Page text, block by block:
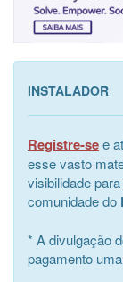
INSTALADOR
Registre-see
esse vasto
visibilidade
comunidade do
* A divulgação
pagamento